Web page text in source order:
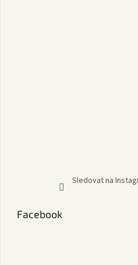
Sledovat na
Facebook